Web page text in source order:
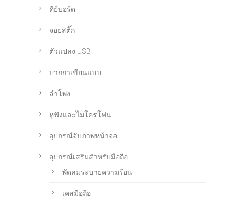
คีย์บอร์ด
จอยสติ๊ก
ตัวแปลง USB
ปากกาเขียนแบบ
ลำโพง
หูฟังและไมโครโฟน
อุปกรณ์จับภาพหน้าจอ
อุปกรณ์เสริมสำหรับมือถือ
พัดลมระบายความร้อน
เคสมือถือ